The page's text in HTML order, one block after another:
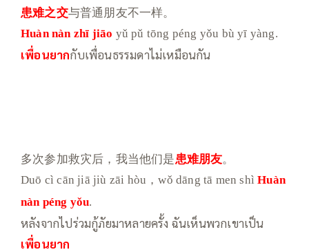
患难之交与普通朋友不一样。
Huàn nàn zhī jiāo yǔ pǔ tōng péng yǒu bù yī yàng.
เพื่อนยากกับเพื่อนธรรมดาไม่เหมือนกัน
多次参加救灾后，我当他们是患难朋友。
Duō cì cān jiā jiù zāi hòu，wǒ dāng tā men shìHuàn
nàn péng yǒu.
หลังจากไปร่วมกู้ภัยมาหลายครั้ง ฉันเห็นพวกเขาเป็น
เพื่อนยาก